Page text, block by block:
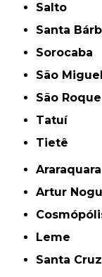
Salto
Santa
Sorocaba
São
São Roque
Tatuí
Tietê
Araraquara
Artur
Leme
Santa